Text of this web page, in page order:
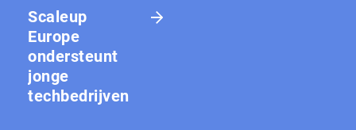
Scaleup
Europe
ondersteunt
jonge
techbedrijven